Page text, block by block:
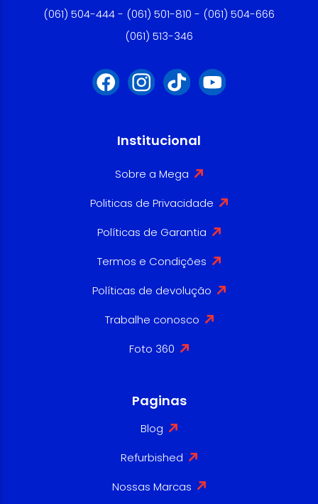
(061) 504-444 - (061) 501-810 - (061) 504-666
(061) 513-346
Institucional
Sobre a Mega
Politicas de Privacidade
Políticas de Garantia
Termos e Condições
Políticas de devolução
Trabalhe conosco
Foto 360
Paginas
Blog
Refurbished
Nossas Marcas